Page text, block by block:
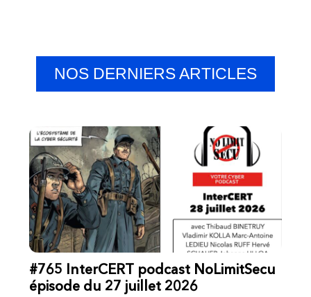
NOS DERNIERS ARTICLES
#765 InterCERT podcast NoLimitSecu
épisode du 27 juillet 2026